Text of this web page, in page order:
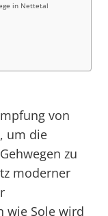
in Nettetal
von
um die
zu
moderner
wie Sole wird